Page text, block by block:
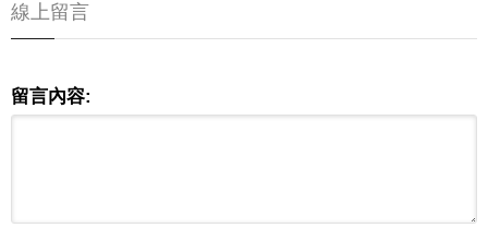
線上留言
留言內容: